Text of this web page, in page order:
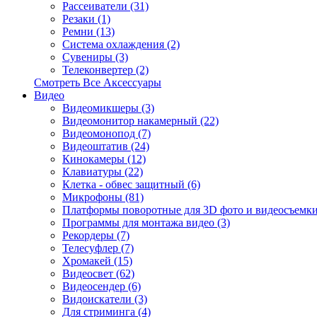
Рассеиватели (31)
Резаки (1)
Ремни (13)
Система охлаждения (2)
Сувениры (3)
Телеконвертер (2)
Смотреть Все Аксессуары
Видео
Видеомикшеры (3)
Видеомонитор накамерный (22)
Видеомонопод (7)
Видеоштатив (24)
Кинокамеры (12)
Клавиатуры (22)
Клетка - обвес защитный (6)
Микрофоны (81)
Платформы поворотные для 3D фото и
Программы для монтажа видео (3)
Рекордеры (7)
Телесуфлер (7)
Хромакей (15)
Видеосвет (62)
Видеосендер (6)
Видоискатели (3)
Для стриминга (4)